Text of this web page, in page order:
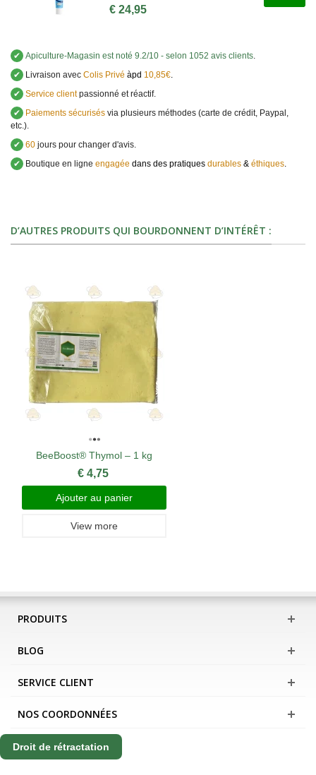
€ 24,95
✔ Apiculture-Magasin est noté 9.2/10 - selon 1052 avis clients.
✔
Livraison avec Colis Privé àpd 10,85€.
✔ Service clientpassionné et réactif.
✔
Paiements sécurisés via plusieurs méthodes (carte de crédit, Paypal,
etc.).
✔ 60 jours pour changer d'avis.
✔
Boutique en ligne engagée dans des pratiques durables & éthiques.
D’AUTRES PRODUITS QUI BOURDONNENT D’INTÉRÊT :
BeeBoost® Thymol – 1 kg
€ 4,75
Ajouter au panier
View more
PRODUITS
BLOG
SERVICE CLIENT
NOS COORDONNÉES
Droit de rétractation